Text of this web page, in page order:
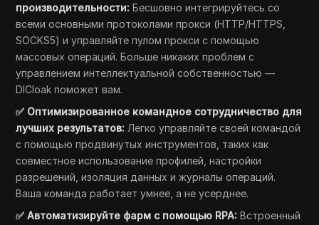
производительности: Бесшовно интегрируйтесь со
всеми основными протоколами прокси (HTTP/HTTPS,
SOCKS5) и управляйте пулом прокси с помощью
массовых операций. Больше никаких проблем с
управлением интеллектуальной собственностью —
DICloak поможет вам.
✅ Оптимизированное командное сотрудничество для
лучших результатов: Легко управляйте своей командой
с помощью продвинутых инструментов, таких как
совместное использование профилей, настройки
разрешений, изоляция данных и журналы операций.
Ваша команда работает умнее, а не усерднее.
✅ Автоматизируйте фарм с помощью RPA: Встроенный